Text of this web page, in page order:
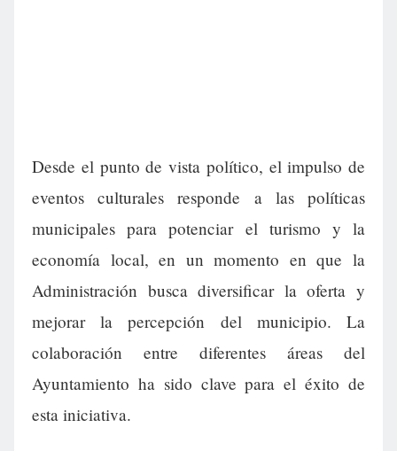
Desde el punto de vista político, el impulso de
eventos culturales responde a las políticas
municipales para potenciar el turismo y la
economía local, en un momento en que la
Administración busca diversificar la oferta y
mejorar la percepción del municipio. La
colaboración entre diferentes áreas del
Ayuntamiento ha sido clave para el éxito de
esta iniciativa.